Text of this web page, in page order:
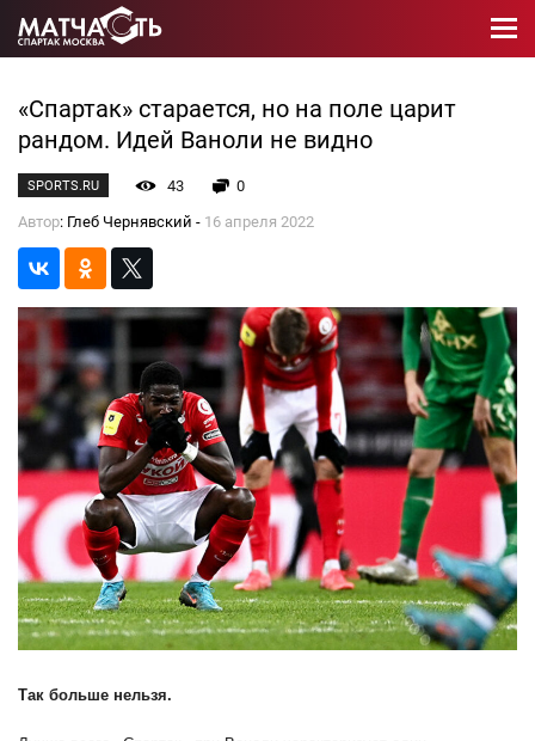
«Спартак» старается, но на поле царит
рандом. Идей Ваноли не видно
SPORTS.RU 43
0
Автор: Глеб Чернявский - 16 апреля 2022
Так больше нельзя.